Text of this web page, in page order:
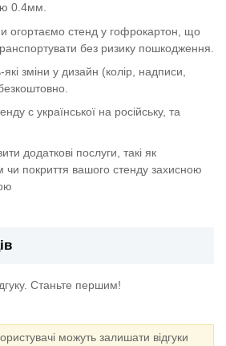
0.4мм.
огортаємо стенд у гофрокартон, що
без ризику пошкодження.
зміни у дизайн (колір, надписи,
с української на російську, та
додаткові послуги, такі як
покриття вашого стенду захисною
Станьте першим!
можуть залишати відгуки